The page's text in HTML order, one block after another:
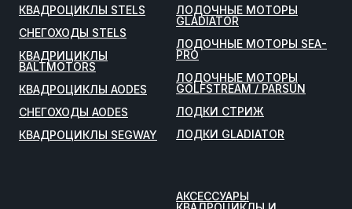
КВАДРОЦИКЛЫ STELS
СНЕГОХОДЫ STELS
КВАДРИЦИКЛЫ
BALTMOTORS
КВАДРОЦИКЛЫ AODES
СНЕГОХОДЫ AODES
КВАДРОЦИКЛЫ SEGWAY
ЛОДОЧНЫЕ МОТОРЫ
GLADIATOR
ЛОДОЧНЫЕ МОТОРЫ SEA-
PRO
ЛОДОЧНЫЕ МОТОРЫ
GOLFSTREAM / PARSUN
ЛОДКИ СТРИЖ
ЛОДКИ GLADIATOR
АКСЕССУАРЫ